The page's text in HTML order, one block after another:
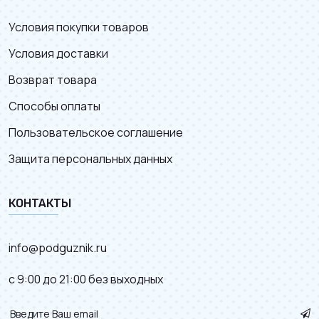
Условия покупки товаров
Условия доставки
Возврат товара
Способы оплаты
Пользовательское соглашение
Защита персональных данных
КОНТАКТЫ
info@podguznik.ru
с 9:00 до 21:00 без выходных